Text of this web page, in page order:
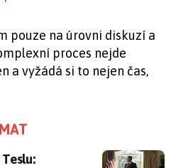
pouze na úrovni diskuzí a
proces nejde
a vyžádá si to nejen čas,
Teslu: kontroverzní miliardář